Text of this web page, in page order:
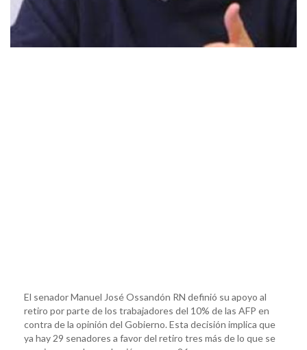
El senador Manuel José Ossandón RN definió su apoyo al
retiro por parte de los trabajadores del 10% de las AFP en
contra de la opinión del Gobierno. Esta decisión implica que
ya hay 29 senadores a favor del retiro tres más de lo que se